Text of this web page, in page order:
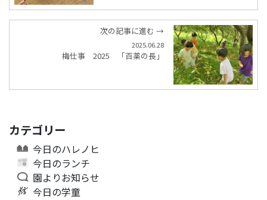
次の記事に進む →
2025.06.28
梅仕事 2025 「百薬の長」
カテゴリー
今日のハレノヒ
今日のランチ
園よりお知らせ
今日の学童